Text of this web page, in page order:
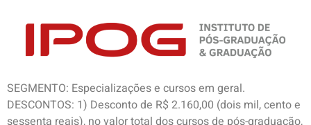
SEGMENTO: Especializações e cursos em geral.
DESCONTOS: 1) Desconto de R$ 2.160,00 (dois mil, cento e
sessenta reais), no valor total dos cursos de pós-graduação,